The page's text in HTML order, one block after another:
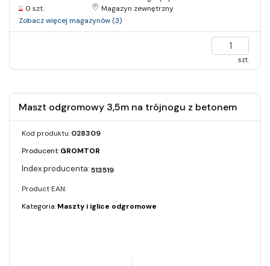
0 szt.
Magazyn zewnętrzny
Zobacz więcej magazynów (3)
szt.
Maszt odgromowy 3,5m na trójnogu z betonem
Kod produktu:028309
Producent:GROMTOR
513519
Product EAN:
Kategoria:Maszty i iglice odgromowe